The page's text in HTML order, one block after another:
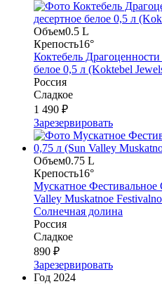
Объем0.5 L
Крепость16°
Коктебель
белое 0,5 л (Koktebel
Россия
Сладкое
1 490 ₽
Зарезервировать
Объем0.75 L
Крепость16°
Мускатное
Valley Muskatnoe
Солнечная долина
Россия
Сладкое
890 ₽
Зарезервировать
Год 2024